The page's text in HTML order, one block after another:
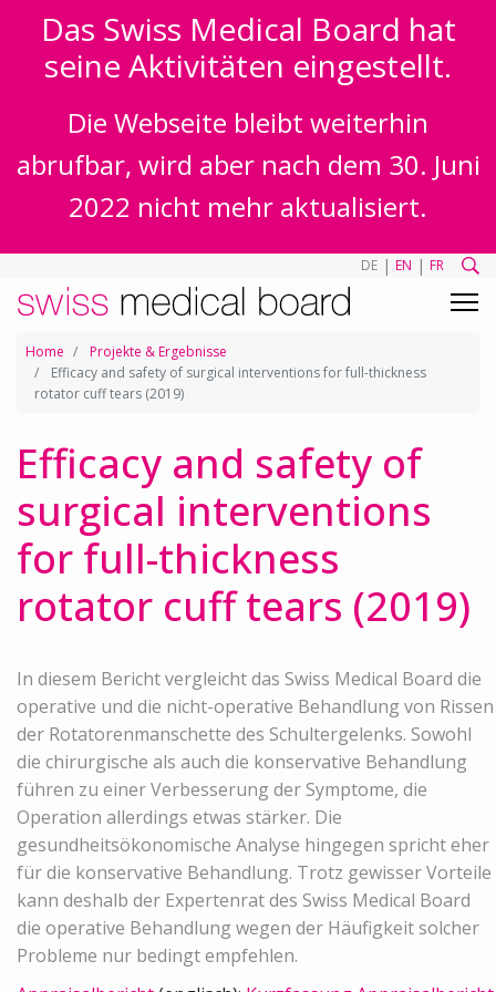
Das Swiss Medical Board hat
seine Aktivitäten eingestellt.
Die Webseite bleibt weiterhin
abrufbar, wird aber nach dem 30. Juni
2022 nicht mehr aktualisiert.
DE | EN | FR
Home
Projekte & Ergebnisse
Efficacy and safety of surgical interventions for full-thickness
rotator cuff tears (2019)
Efficacy and safety of
surgical interventions
for full-thickness
rotator cuff tears (2019)
In diesem Bericht vergleicht das Swiss Medical Board die
operative und die nicht-operative Behandlung von Rissen
der Rotatorenmanschette des Schultergelenks. Sowohl
die chirurgische als auch die konservative Behandlung
führen zu einer Verbesserung der Symptome, die
Operation allerdings etwas stärker. Die
gesundheitsökonomische Analyse hingegen spricht eher
für die konservative Behandlung. Trotz gewisser Vorteile
kann deshalb der Expertenrat des Swiss Medical Board
die operative Behandlung wegen der Häufigkeit solcher
Probleme nur bedingt empfehlen.